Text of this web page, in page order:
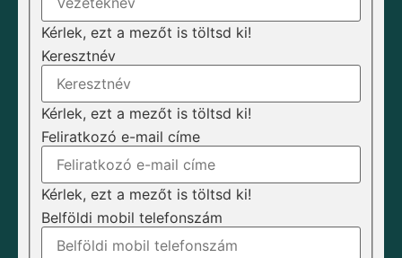
Kérlek, ezt a mezőt is töltsd ki!
Keresztnév
Kérlek, ezt a mezőt is töltsd ki!
Feliratkozó e-mail címe
Kérlek, ezt a mezőt is töltsd ki!
Belföldi mobil telefonszám